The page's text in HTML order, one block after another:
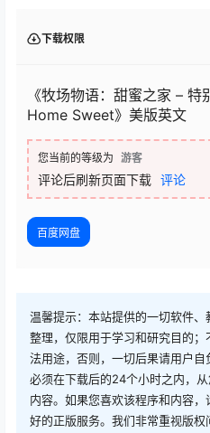
下载权限
《牧场物语：甜蜜之家 –
Home Sweet》美版英文
您当前的等级为 游客
评论后刷新页面下载 评论
百度网盘
温馨提示：本站提供的一切软件
整理，仅限用于学习和研究目的
法用途，否则，一切后果请用户
必须在下载后的24个小时之内，
内容。如果您喜欢该程序和内容
好的正版服务。我们非常重视版